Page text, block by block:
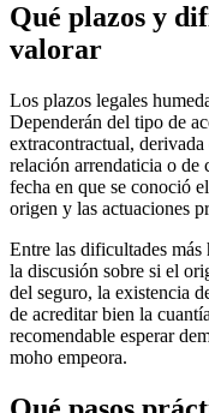
Qué plazos y
valorar
Los plazos legales
Dependerán del tipo de
extracontractual,
relación arrendaticia o
fecha en que se conoció
origen y las actuaciones
Entre las dificultades más
la discusión sobre si el
del seguro, la existencia
de acreditar bien la
recomendable esperar
moho empeora.